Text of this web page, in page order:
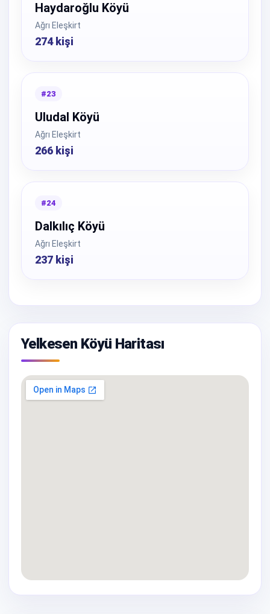
Haydaroğlu Köyü
Ağrı Eleşkirt
274 kişi
#23
Uludal Köyü
Ağrı Eleşkirt
266 kişi
#24
Dalkılıç Köyü
Ağrı Eleşkirt
237 kişi
Yelkesen Köyü Haritası